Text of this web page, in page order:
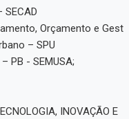
Orçamento e Gest
– SPU
PB - SEMUSA;
INOVAÇÃO E